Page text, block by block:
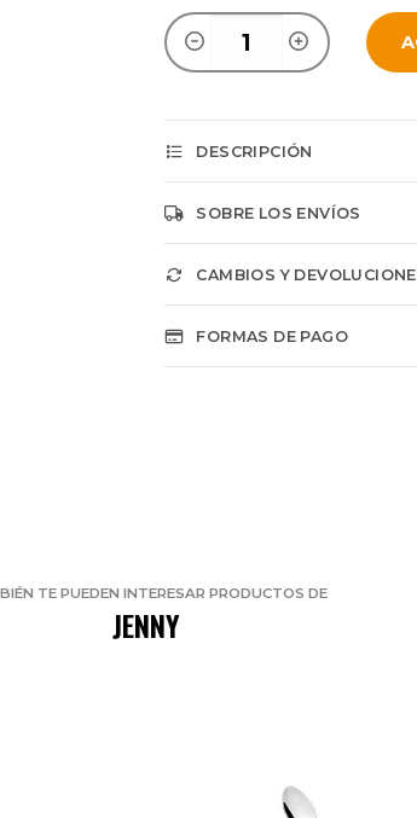
DESCRIPCIÓN
SOBRE LOS ENVÍOS
CAMBIOS Y
FORMAS DE PAGO
TE PUEDEN INTERESAR PRODUCTOS DE
JENNY